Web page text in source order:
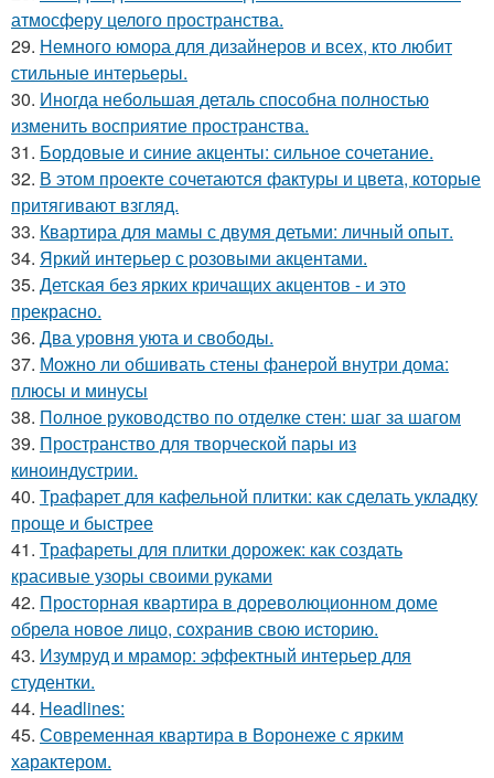
атмосферу целого пространства.
29. Немного юмора для дизайнеров и всех, кто любит
стильные интерьеры.
30. Иногда небольшая деталь способна полностью
изменить восприятие пространства.
31. Бордовые и синие акценты: сильное сочетание.
32. В этом проекте сочетаются фактуры и цвета, которые
притягивают взгляд.
33. Квартира для мамы с двумя детьми: личный опыт.
34. Яркий интерьер с розовыми акцентами.
35. Детская без ярких кричащих акцентов - и это
прекрасно.
36. Два уровня уюта и свободы.
37. Можно ли обшивать стены фанерой внутри дома:
плюсы и минусы
38. Полное руководство по отделке стен: шаг за шагом
39. Пространство для творческой пары из
киноиндустрии.
40. Трафарет для кафельной плитки: как сделать укладку
проще и быстрее
41. Трафареты для плитки дорожек: как создать
красивые узоры своими руками
42. Просторная квартира в дореволюционном доме
обрела новое лицо, сохранив свою историю.
43. Изумруд и мрамор: эффектный интерьер для
студентки.
44. Headlines:
45. Современная квартира в Воронеже с ярким
характером.